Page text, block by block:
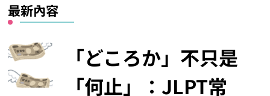
最新內容
「どころか」不只是
「何止」：JLPT常